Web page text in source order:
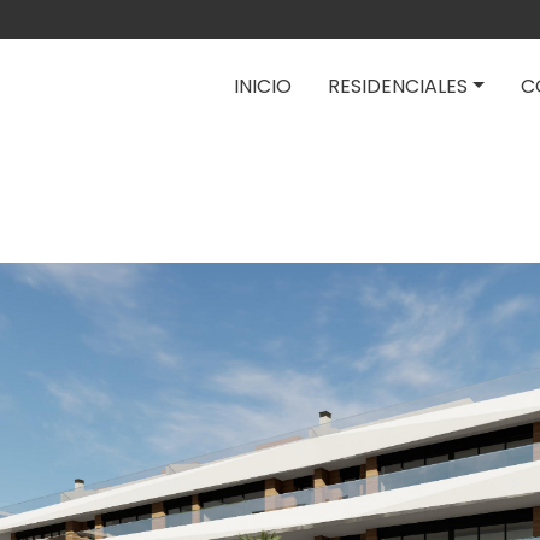
Navegación
INICIO RESIDENCIALES